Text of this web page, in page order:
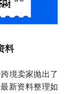
料
境卖家抛出了
新资料整理如